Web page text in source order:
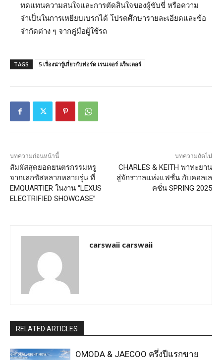
ทดแทนความสนใจและการตัดสินใจของผู้ขับขี่ หรือความ
จำเป็นในการเหยียบเบรกได้ โปรดศึกษารายละเอียดและข้อ
จำกัดต่าง ๆ จากคู่มือผู้ใช้รถ
TAGS 5 เรื่องน่ารู้เกี่ยวกับฟอร์ด เรนเจอร์ แร็พเตอร์
บทความก่อนหน้านี้
สัมผัสสุดยอดยนตรกรรมหรู
จากเลกซัสหลากหลายรุ่น ที่
EMQUARTIER ในงาน “LEXUS
ELECTRIFIED SHOWCASE”
บทความถัดไป
CHARLES & KEITH พาทะยาน
สู่จักรวาลแห่งแฟชั่น กับคอลเล
คชั่น SPRING 2025
carswaii carswaii
RELATED ARTICLES
OMODA & JAECOO ครึ่งปีแรกขาย